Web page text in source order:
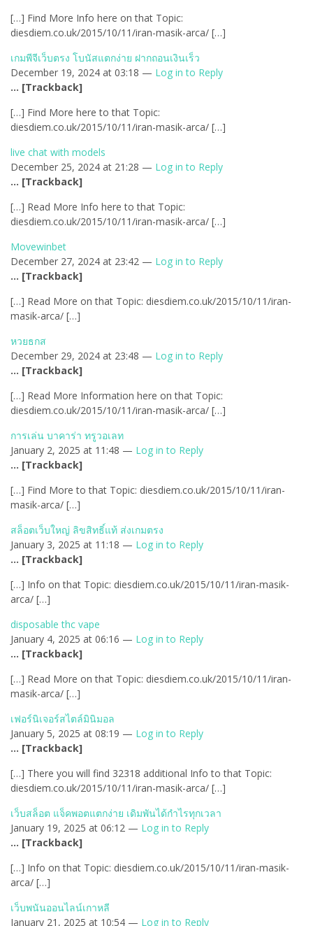
[…] Find More Info here on that Topic:
diesdiem.co.uk/2015/10/11/iran-masik-arca/ […]
เกมพีจีเว็บตรง โบนัสแตกง่าย ฝากถอนเงินเร็ว
December 19, 2024 at 03:18 — Log in to Reply
… [Trackback]
[…] Find More here to that Topic:
diesdiem.co.uk/2015/10/11/iran-masik-arca/ […]
live chat with models
December 25, 2024 at 21:28 — Log in to Reply
… [Trackback]
[…] Read More Info here to that Topic:
diesdiem.co.uk/2015/10/11/iran-masik-arca/ […]
Movewinbet
December 27, 2024 at 23:42 — Log in to Reply
… [Trackback]
[…] Read More on that Topic: diesdiem.co.uk/2015/10/11/iran-
masik-arca/ […]
หวยธกส
December 29, 2024 at 23:48 — Log in to Reply
… [Trackback]
[…] Read More Information here on that Topic:
diesdiem.co.uk/2015/10/11/iran-masik-arca/ […]
การเล่น บาคาร่า ทรูวอเลท
January 2, 2025 at 11:48 — Log in to Reply
… [Trackback]
[…] Find More to that Topic: diesdiem.co.uk/2015/10/11/iran-
masik-arca/ […]
สล็อตเว็บใหญ่ ลิขสิทธิ์แท้ ส่งเกมตรง
January 3, 2025 at 11:18 — Log in to Reply
… [Trackback]
[…] Info on that Topic: diesdiem.co.uk/2015/10/11/iran-masik-
arca/ […]
disposable thc vape
January 4, 2025 at 06:16 — Log in to Reply
… [Trackback]
[…] Read More on that Topic: diesdiem.co.uk/2015/10/11/iran-
masik-arca/ […]
เฟอร์นิเจอร์สไตล์มินิมอล
January 5, 2025 at 08:19 — Log in to Reply
… [Trackback]
[…] There you will find 32318 additional Info to that Topic:
diesdiem.co.uk/2015/10/11/iran-masik-arca/ […]
เว็บสล็อต แจ็คพอตแตกง่าย เดิมพันได้กำไรทุกเวลา
January 19, 2025 at 06:12 — Log in to Reply
… [Trackback]
[…] Info on that Topic: diesdiem.co.uk/2015/10/11/iran-masik-
arca/ […]
เว็บพนันออนไลน์เกาหลี
January 21, 2025 at 10:54 — Log in to Reply